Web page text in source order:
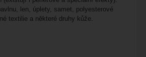
len, úplety, samet, polyesterové
textilie a některé druhy kůže.